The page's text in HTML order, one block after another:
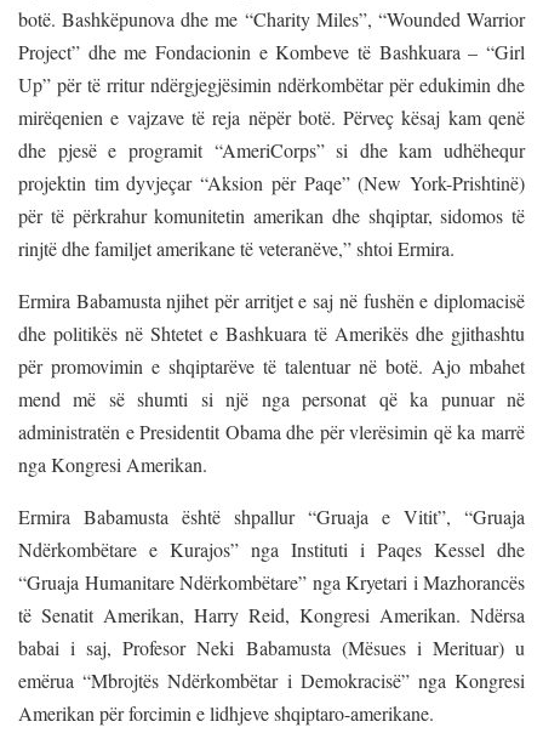
botë. Bashkëpunova dhe me “Charity Miles”, “Wounded Warrior
Project” dhe me Fondacionin e Kombeve të Bashkuara – “Girl
Up” për të rritur ndërgjegjësimin ndërkombëtar për edukimin dhe
mirëqenien e vajzave të reja nëpër botë. Përveç kësaj kam qenë
dhe pjesë e programit “AmeriCorps” si dhe kam udhëhequr
projektin tim dyvjeçar “Aksion për Paqe” (New York-Prishtinë)
për të përkrahur komunitetin amerikan dhe shqiptar, sidomos të
rinjtë dhe familjet amerikane të veteranëve,” shtoi Ermira.
Ermira Babamusta njihet për arritjet e saj në fushën e diplomacisë
dhe politikës në Shtetet e Bashkuara të Amerikës dhe gjithashtu
për promovimin e shqiptarëve të talentuar në botë. Ajo mbahet
mend më së shumti si një nga personat që ka punuar në
administratën e Presidentit Obama dhe për vlerësimin që ka marrë
nga Kongresi Amerikan.
Ermira Babamusta është shpallur “Gruaja e Vitit”, “Gruaja
Ndërkombëtare e Kurajos” nga Instituti i Paqes Kessel dhe
“Gruaja Humanitare Ndërkombëtare” nga Kryetari i Mazhorancës
të Senatit Amerikan, Harry Reid, Kongresi Amerikan. Ndërsa
babai i saj, Profesor Neki Babamusta (Mësues i Merituar) u
emërua “Mbrojtës Ndërkombëtar i Demokracisë” nga Kongresi
Amerikan për forcimin e lidhjeve shqiptaro-amerikane.